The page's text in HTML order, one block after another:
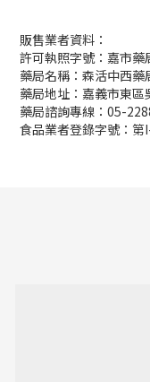
販售業者資料：
許可執照字號：嘉市
藥局名稱：森活中西藥
藥局地址：嘉義市東
藥局諮詢專線：05-
食品業者登錄字號：